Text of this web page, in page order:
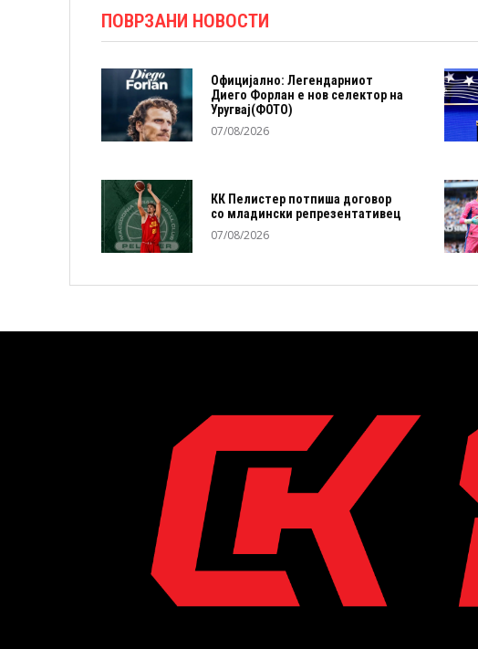
ПОВРЗАНИ НОВОСТИ
Официјално: Легендарниот
Диего Форлан е нов селектор на
Уругвај(ФОТО)
07/08/2026
КК Пелистер потпиша договор
со младински репрезентативец
07/08/2026